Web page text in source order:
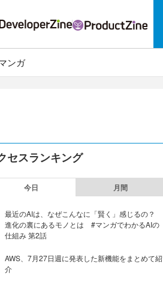
ンガ
セスランキング
今日 月間
最近のAIは、なぜこんなに「賢く」感じるの？
進化の裏にあるモノとは #マンガでわかるAIの
仕組み 第2話
AWS、7月27日週に発表した新機能をまとめて紹
介